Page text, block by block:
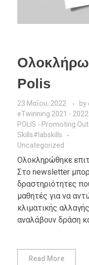
Polis
23 Μαΐου, 2022 by
eTwinning 2021 - 2022
POLIS - Promoting
Skills#labskills
Uncategorized
Ολοκληρώθηκε
Στο newsletter
δραστηριότητες
μαθητές για να
κλιματικής
αναλάβουν δράση
Read More